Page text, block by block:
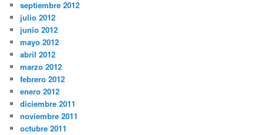
septiembre 2012
julio 2012
junio 2012
mayo 2012
abril 2012
marzo 2012
febrero 2012
enero 2012
diciembre 2011
noviembre 2011
octubre 2011